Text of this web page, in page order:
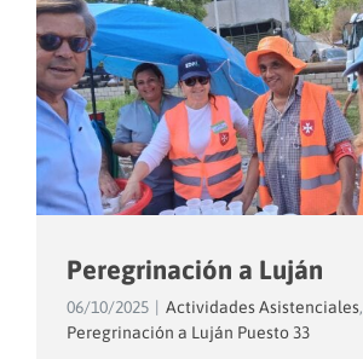
Peregrinación a Luján
06/10/2025 Actividades Asistenciales,
Peregrinación a Luján Puesto 33